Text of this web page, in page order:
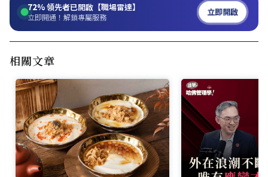
72%領先者已開啟【職場雷達】
立即開通！解鎖專屬服務 立即開啟
相關文章